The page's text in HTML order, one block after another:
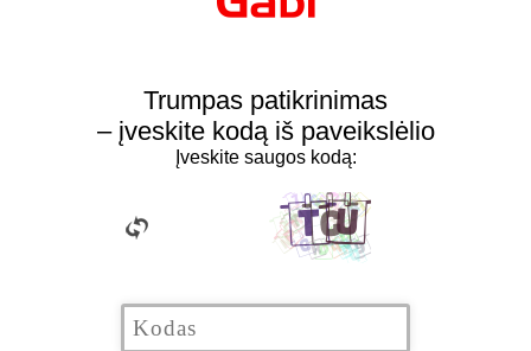
Trumpas patikrinimas
– įveskite kodą iš paveikslėlio
Įveskite saugos kodą: